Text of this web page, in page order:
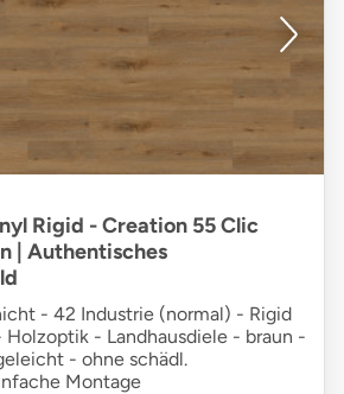
Rigid - Creation 55 Clic
| Authentisches
- 42 Industrie (normal) - Rigid
Holzoptik - Landhausdiele - braun -
- ohne schädl.
Montage